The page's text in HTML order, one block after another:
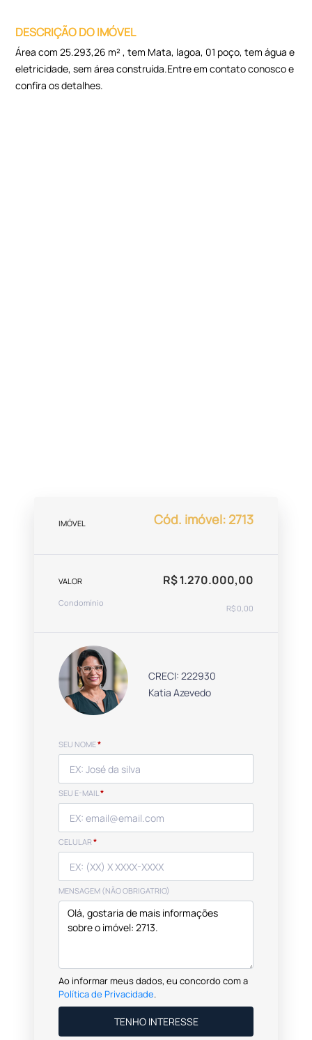
DESCRIÇÃO DO IMÓVEL
Área com 25.293,26 m² , tem Mata, lagoa, 01 poço, tem água e
eletricidade, sem área construída.Entre em contato conosco e
confira os detalhes.
IMÓVEL Cód. imóvel: 2713
VALOR R$ 1.270.000,00
Condomínio
R$ 0,00
CRECI: 222930
Katia Azevedo
SEU NOME*
SEU E-MAIL*
CELULAR *
MENSAGEM (NÃO OBRIGATRIO)
Ao informar meus dados, eu concordo com a
Política de Privacidade.
TENHO INTERESSE